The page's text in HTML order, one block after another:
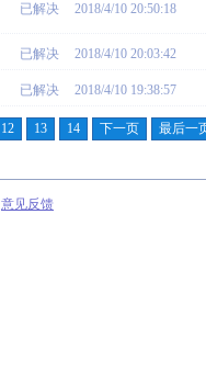
已解决 2018/4/10 20:50:18
已解决 2018/4/10 20:03:42
已解决 2018/4/10 19:38:57
12 13 14 下一页 最后一
意见反馈